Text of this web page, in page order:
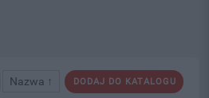
DODAJ DO KATALOGU
Nazwa ↑